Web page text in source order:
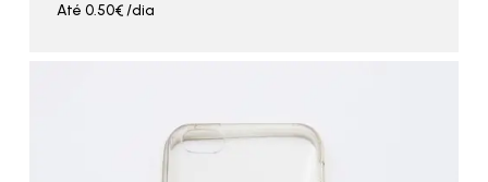
Até 0.50€/dia